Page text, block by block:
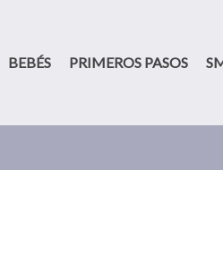
BEBÉS PRIMEROS PASOS